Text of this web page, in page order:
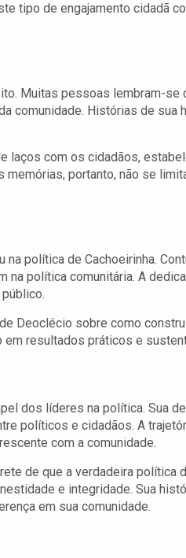
tipo de engajamento cidadã
Muitas pessoas lembram-se
comunidade. Histórias de sua
laços com os cidadãos,
portanto, não se
política de Cachoeirinha.
política comunitária. A
Deoclécio sobre como
resultados práticos e
dos líderes na política. Sua
políticos e cidadãos. A
com a comunidade.
de que a verdadeira política
e integridade. Sua
em sua comunidade.